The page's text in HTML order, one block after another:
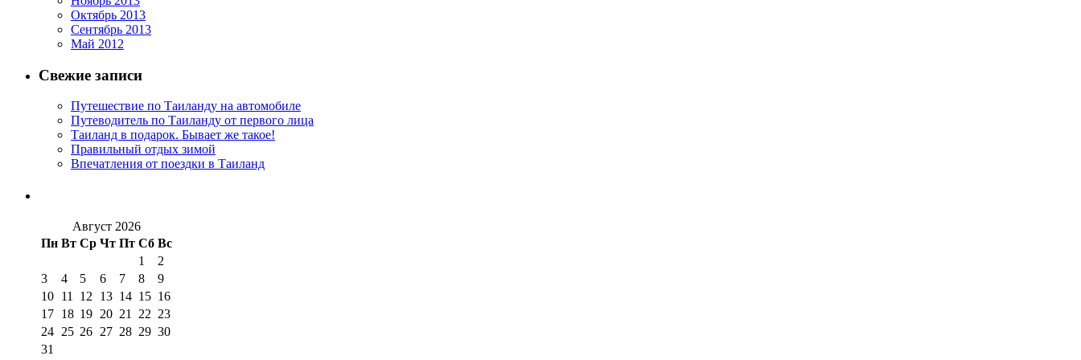
Октябрь 2013
Сентябрь 2013
Май 2012
Свежие записи
Путешествие по Таиланду на автомобиле
Путеводитель по Таиланду от первого лица
Таиланд в подарок. Бывает же такое!
Правильный отдых зимой
Впечатления от поездки в Таиланд
Август 2026
Пн Вт Ср Чт Пт Сб Вс
1
2
3
4 5 6 7 8
9
10 11 12 13 14 15 16
17 18 19 20 21 22 23
24 25 26 27 28 29 30
31